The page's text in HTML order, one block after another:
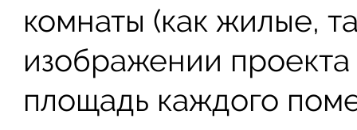
комнаты (как жилые,
изображении проекта
площадь каждого